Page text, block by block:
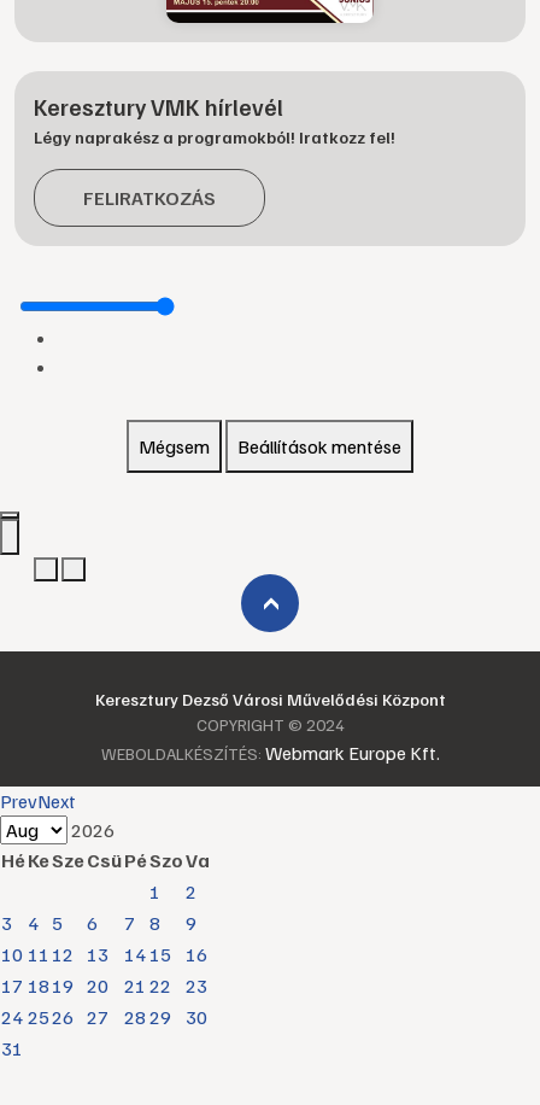
Keresztury VMK hírlevél
Légy naprakész a programokból! Iratkozz fel!
FELIRATKOZÁS
Mégsem Beállítások mentése
›
Keresztury Dezső Városi Művelődési Központ
COPYRIGHT © 2024
WEBOLDALKÉSZÍTÉS: Webmark Europe Kft.
PrevNext
2026
HéKeSzeCsüPéSzoVa
1
2
3
4 5 6 7 8
9
10 11 12 13 14 15
16
17 18 19 20 21 22
23
24 2526 27 28 29
30
31